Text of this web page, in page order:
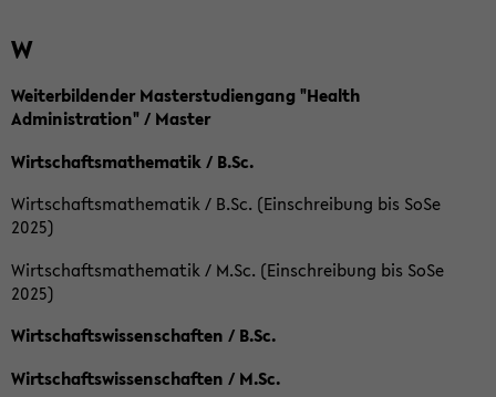
W
Weiterbildender Masterstudiengang "Health
Administration" / Master
Wirtschaftsmathematik / B.Sc.
Wirtschaftsmathematik / B.Sc. (Einschreibung bis SoSe
2025)
Wirtschaftsmathematik / M.Sc. (Einschreibung bis SoSe
2025)
Wirtschaftswissenschaften / B.Sc.
Wirtschaftswissenschaften / M.Sc.